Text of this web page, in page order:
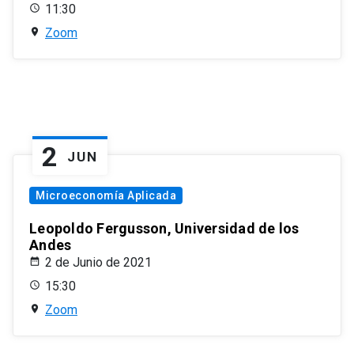
11:30
Zoom
2 JUN
Microeconomía Aplicada
Leopoldo Fergusson, Universidad de los
Andes
2 de Junio de 2021
15:30
Zoom